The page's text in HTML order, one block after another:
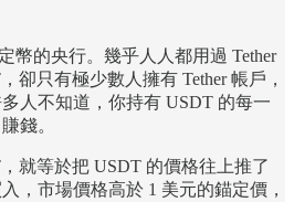
幣的央行。幾乎人人都用過 Tether
卻只有極少數人擁有 Tether 帳戶，
人不知道，你持有 USDT 的每一
錢。
就等於把 USDT 的價格往上推了
，市場價格高於 1 美元的錨定價，